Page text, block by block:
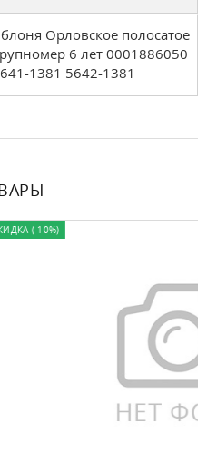
Орловское полосатое
6 лет 0001886050
1381 5642-1381